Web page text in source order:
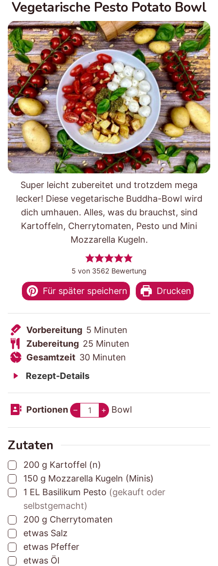
Vegetarische Pesto Potato Bowl
Super leicht zubereitet und trotzdem mega
lecker! Diese vegetarische Buddha-Bowl wird
dich umhauen. Alles, was du brauchst, sind
Kartoffeln, Cherrytomaten, Pesto und Mini
Mozzarella Kugeln.
5 von 3562 Bewertung
Für später speichern Drucken
V
o
r
b
e
i
u
n
g
s
z
e
i
t
Vorbereitung 5M
i
n
n
Minuten
Z
u
b
e
i
u
n
g
s
z
e
i
t
Zubereitung 25M
i
n
Minuten
G
e
m
t
e
i
t
Gesamtzeit 30M
t
e
Minuten
Rezept-Details
Portionen – + Bowl
Zutaten
▢
200 g Kartoffel (n)
▢
150 g Mozzarella Kugeln (Minis)
▢
1 EL Basilikum Pesto (gekauft oder
selbstgemacht)
▢
200 g Cherrytomaten
▢
etwas Salz
▢
etwas Pfeffer
▢
etwas Öl